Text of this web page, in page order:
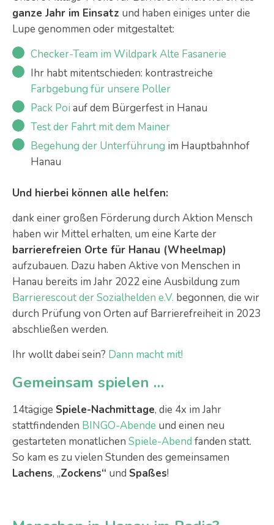
ganze Jahr im Einsatz und haben einiges unter die
Lupe genommen oder mitgestaltet:
Checker-Team im Wildpark Alte Fasanerie
Ihr habt mitentschieden: kontrastreiche
Farbgebung für unsere Poller
Pack Poi auf dem Bürgerfest in Hanau
Test der Fahrt mit dem Mainer
Begehung der Unterführung im Hauptbahnhof
Hanau
Und hierbei können alle helfen:
dank einer großen Förderung durch Aktion Mensch
haben wir Mittel erhalten, um eine Karte der
barrierefreien Orte für Hanau (Wheelmap)
aufzubauen. Dazu haben Aktive von Menschen in
Hanau bereits im Jahr 2022 eine Ausbildung zum
Barrierescout der Sozialhelden e.V. begonnen, die wir
durch Prüfung von Orten auf Barrierefreiheit in 2023
abschließen werden.
Ihr wollt dabei sein? Dann macht mit!
Gemeinsam spielen …
14tägige Spiele-Nachmittage, die 4x im Jahr
stattfindenden BINGO-Abende und einen neu
gestarteten monatlichen Spiele-Abend fanden statt.
So kam es zu vielen Stunden des gemeinsamen
Lachens, „Zockens“ und Spaßes!